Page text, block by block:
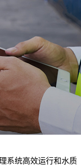
系统高效运行和水质